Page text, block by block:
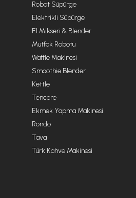
Robot Süpürge
Elektrikli Süpürge
El Mikseri & Blender
Mutfak Robotu
Waffle Makinesi
Smoothie Blender
Kettle
Tencere
Ekmek Yapma Makinesi
Rondo
Tava
Türk Kahve Makinesi